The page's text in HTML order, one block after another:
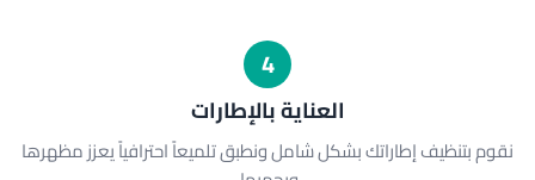
4
العناية بالإطارات
نقوم بتنظيف إطاراتك بشكل شامل ونطبق تلميعاً احترافياً يعزز مظهرها